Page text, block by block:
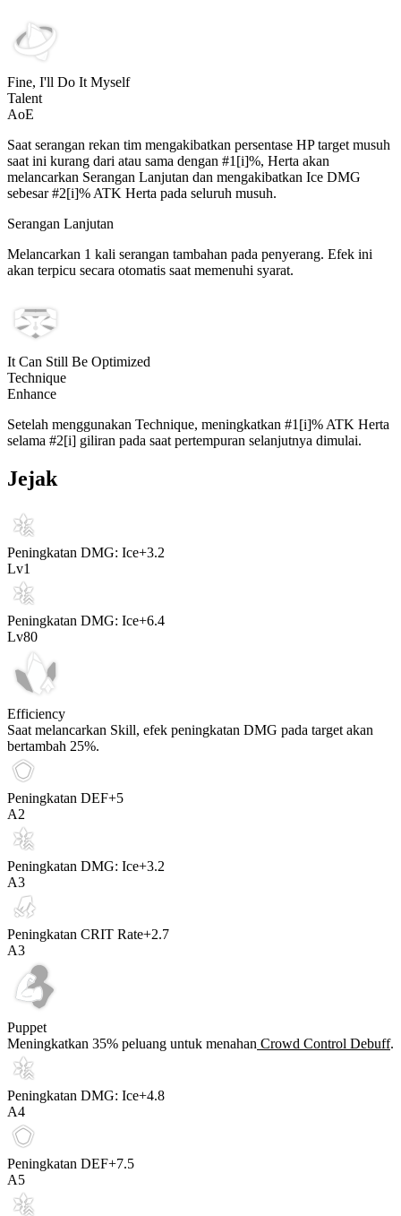
Fine, I'll Do It Myself
Talent
AoE
Saat serangan rekan tim mengakibatkan persentase HP target musuh
saat ini kurang dari atau sama dengan #1[i]%, Herta akan
melancarkan Serangan Lanjutan dan mengakibatkan Ice DMG
sebesar #2[i]% ATK Herta pada seluruh musuh.
Serangan Lanjutan
Melancarkan 1 kali serangan tambahan pada penyerang. Efek ini
akan terpicu secara otomatis saat memenuhi syarat.
It Can Still Be Optimized
Technique
Enhance
Setelah menggunakan Technique, meningkatkan #1[i]% ATK Herta
selama #2[i] giliran pada saat pertempuran selanjutnya dimulai.
Jejak
Peningkatan DMG: Ice+3.2
Lv1
Peningkatan DMG: Ice+6.4
Lv80
Efficiency
Saat melancarkan Skill, efek peningkatan DMG pada target akan
bertambah 25%.
Peningkatan DEF+5
A2
Peningkatan DMG: Ice+3.2
A3
Peningkatan CRIT Rate+2.7
A3
Puppet
Meningkatkan 35% peluang untuk menahan Crowd Control Debuff.
Peningkatan DMG: Ice+4.8
A4
Peningkatan DEF+7.5
A5